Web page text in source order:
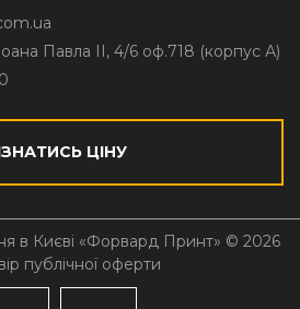
Павла II, 4/6 оф.718 (корпус А)
ЦІНУ
в Києві «Форвард Принт» © 2026
публічної оферти